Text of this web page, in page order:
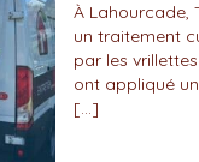
À Lahourcade,
un traitement
par les
ont appliqué
[…]